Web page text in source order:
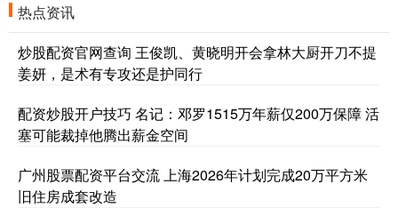
热点资讯
炒股配资官网查询 王俊凯、黄晓明开会拿林大厨开刀不提
姜妍，是术有专攻还是护同行
配资炒股开户技巧 名记：邓罗1515万年薪仅200万保障 活
塞可能裁掉他腾出薪金空间
广州股票配资平台交流 上海2026年计划完成20万平方米
旧住房成套改造